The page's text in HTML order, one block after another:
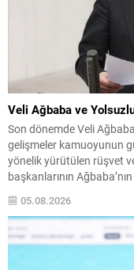
Veli Ağbaba ve
Son dönemde Veli
gelişmeler kamuoyunun
yönelik yürütülen rüşvet
başkanlarının
genişletti. İzmir
Ağbaba’nın yakın
tutuklanmıştı. Bu sabah
05.08.2026